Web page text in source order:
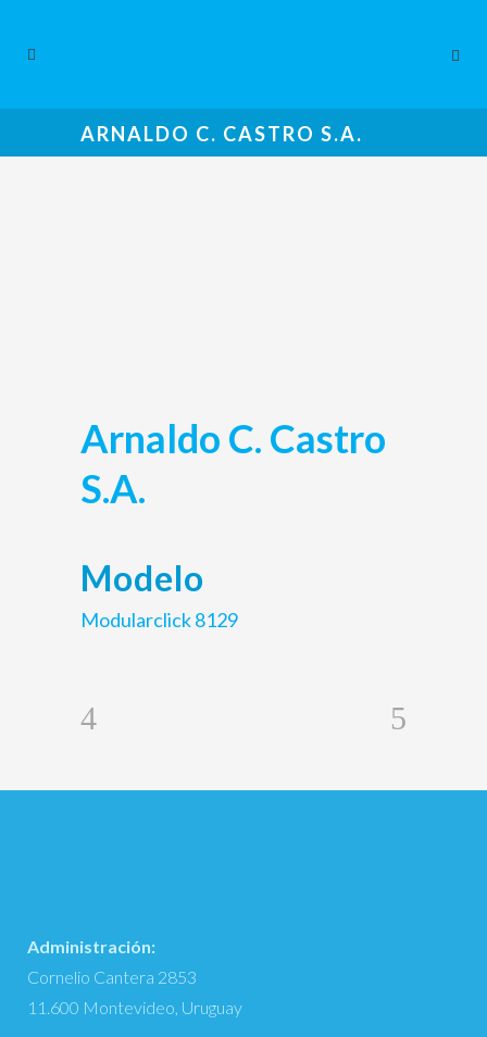
ARNALDO C. CASTRO S.A.
Arnaldo C. Castro
S.A.
Modelo
Modularclick 8129
Administración:
Cornelio Cantera 2853
11.600 Montevideo, Uruguay